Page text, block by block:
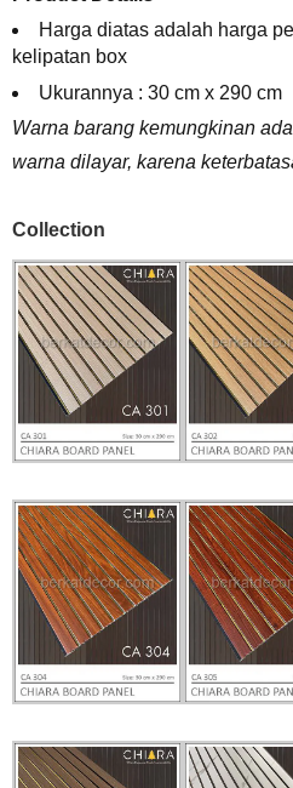
Harga diatas adalah harga
kelipatan box
Ukurannya : 30 cm x 290 cm
Warna barang kemungkinan
warna dilayar, karena
Collection